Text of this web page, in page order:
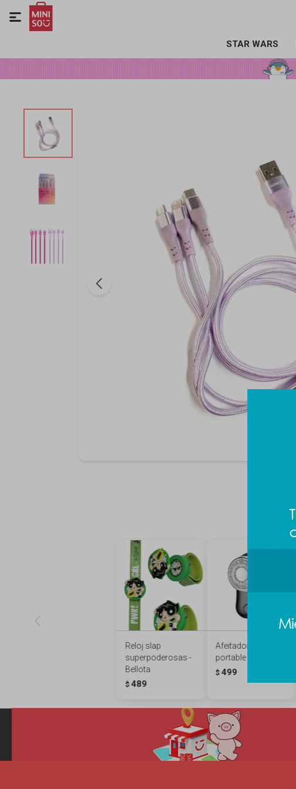
STAR WARS

Reloj slap
superpoderosas -
Bellota
$ 489
Afeitadora mini
portable - negro
$ 499